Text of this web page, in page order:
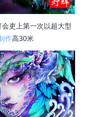
吏上第一次以超大型
作高30米